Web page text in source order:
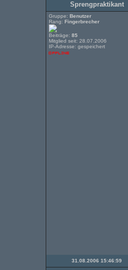
Sprengpraktikant
Gruppe: Benutzer
Rang: Fingerbrecher
Beiträge: 85
Mitglied seit: 28.07.2006
IP-Adresse: gespeichert
31.08.2006 15:46:59